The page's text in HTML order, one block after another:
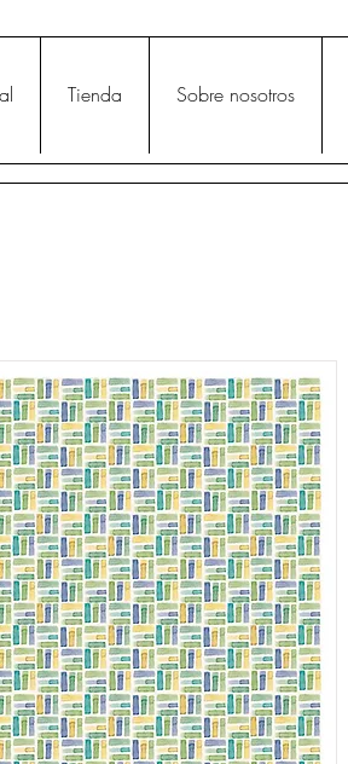
Tienda Sobre nosotros